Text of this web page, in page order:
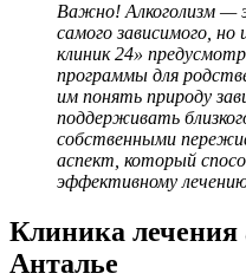
Важно! Алкоголизм —
самого зависимого,
клиник 24»
программы для
им понять природу
поддерживать
собственными
аспект, который
эффективному
Клиника лечения
Анталье